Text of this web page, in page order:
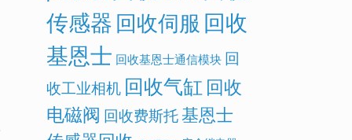
传感器回收伺服 回收
基恩士 回收基恩士通信模块 回
收工业相机 回收气缸 回收
电磁阀 回收费斯托基恩士